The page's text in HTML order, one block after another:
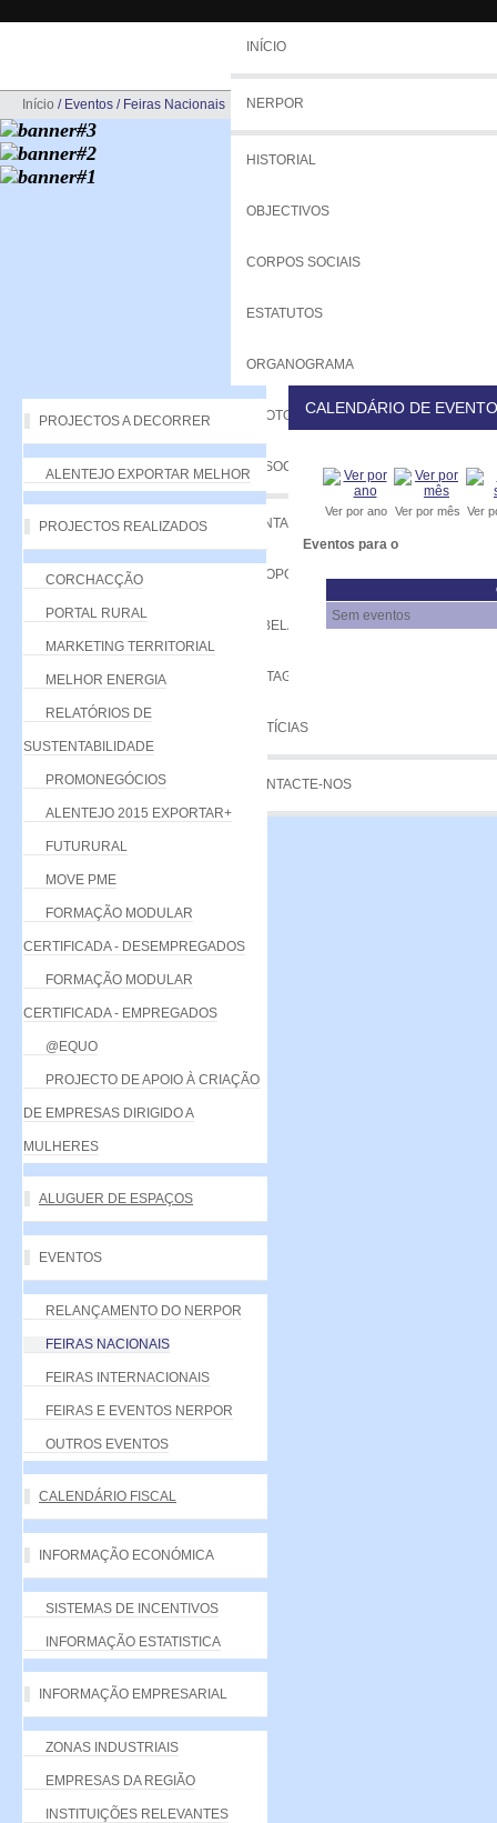
INÍCIO
NERPOR
HISTORIAL
OBJECTIVOS
CORPOS SOCIAIS
ESTATUTOS
ORGANOGRAMA
PROTOCOLOS
ASSOCIADOS
VANTAGENS
PROPOSTA
TABELA DE QUOTAS
LISTAGEM
NOTÍCIAS
CONTACTE-NOS
Início / Eventos / Feiras Nacionais
PROJECTOS A DECORRER
ALENTEJO EXPORTAR MELHOR
PROJECTOS REALIZADOS
CORCHACÇÃO
PORTAL RURAL
MARKETING TERRITORIAL
MELHOR ENERGIA
RELATÓRIOS DE
SUSTENTABILIDADE
PROMONEGÓCIOS
ALENTEJO 2015 EXPORTAR+
FUTURURAL
MOVE PME
FORMAÇÃO MODULAR
CERTIFICADA - DESEMPREGADOS
FORMAÇÃO MODULAR
CERTIFICADA - EMPREGADOS
@EQUO
PROJECTO DE APOIO À CRIAÇÃO
DE EMPRESAS DIRIGIDO A
MULHERES
ALUGUER DE ESPAÇOS
EVENTOS
RELANÇAMENTO DO NERPOR
FEIRAS NACIONAIS
FEIRAS INTERNACIONAIS
FEIRAS E EVENTOS NERPOR
OUTROS EVENTOS
CALENDÁRIO FISCAL
INFORMAÇÃO ECONÓMICA
SISTEMAS DE INCENTIVOS
INFORMAÇÃO ESTATISTICA
INFORMAÇÃO EMPRESARIAL
ZONAS INDUSTRIAIS
EMPRESAS DA REGIÃO
INSTITUIÇÕES RELEVANTES
CALENDÁRIO DE
Ver por ano Ver por mês Ver
Eventos para o
Sem eventos